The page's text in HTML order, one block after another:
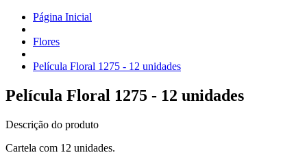
Página Inicial
Flores
Película Floral 1275 - 12 unidades
Película Floral 1275 - 12 unidades
Descrição do produto
Cartela com 12 unidades.